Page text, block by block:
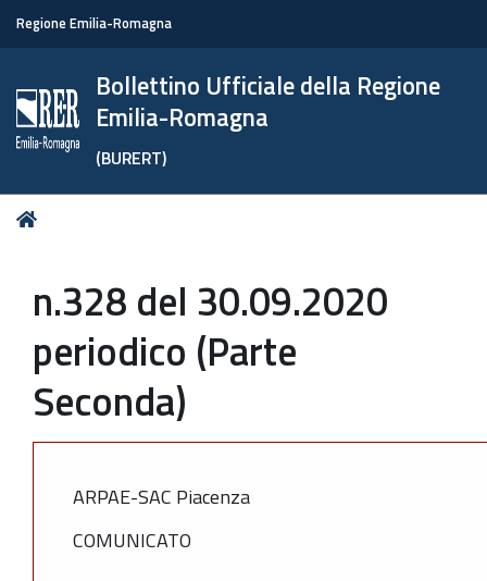
Regione Emilia-Romagna
Bollettino Ufficiale della Regione
Emilia-Romagna
(BURERT)
Tu
n.328 del 30.09.2020
periodico (Parte
Seconda)
ARPAE-SAC Piacenza
COMUNICATO